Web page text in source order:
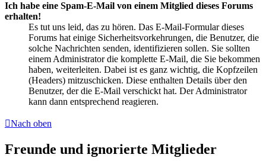
Ich habe eine Spam-E-Mail von einem Mitglied dieses Forums
erhalten!
Es tut uns leid, das zu hören. Das E-Mail-Formular dieses
Forums hat einige Sicherheitsvorkehrungen, die Benutzer, die
solche Nachrichten senden, identifizieren sollen. Sie sollten
einem Administrator die komplette E-Mail, die Sie bekommen
haben, weiterleiten. Dabei ist es ganz wichtig, die Kopfzeilen
(Headers) mitzuschicken. Diese enthalten Details über den
Benutzer, der die E-Mail verschickt hat. Der Administrator
kann dann entsprechend reagieren.
Nach oben
Freunde und ignorierte Mitglieder